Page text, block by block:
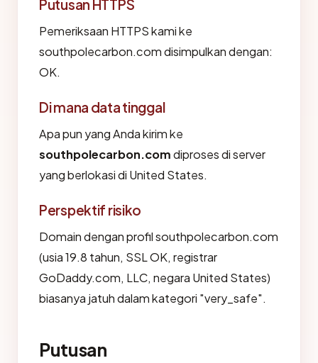
Putusan HTTPS
Pemeriksaan HTTPS kami ke
southpolecarbon.com disimpulkan dengan:
OK.
Di mana data tinggal
Apa pun yang Anda kirim ke
southpolecarbon.comdiproses di server
yang berlokasi di United States.
Perspektif risiko
Domain dengan profil southpolecarbon.com
(usia 19.8 tahun, SSL OK, registrar
GoDaddy.com, LLC, negara United States)
biasanya jatuh dalam kategori "very_safe".
Putusan